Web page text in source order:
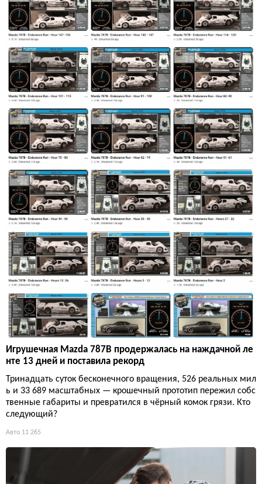
Игрушечная Mazda 787B продержалась на наждачной ле
нте 13 дней и поставила рекорд
Тринадцать суток бесконечного вращения, 526 реальных мил
ь и 33 689 масштабных — крошечный прототип пережил собс
твенные габариты и превратился в чёрный комок грязи. Кто
следующий?
Авто 11 265